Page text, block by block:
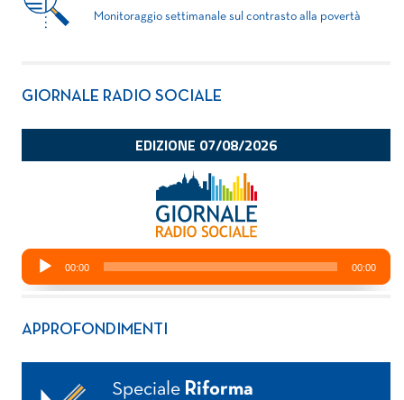
Monitoraggio settimanale sul contrasto alla povertà
GIORNALE RADIO SOCIALE
APPROFONDIMENTI
Speciale Riforma